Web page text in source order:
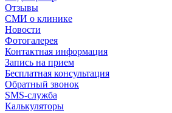
Отзывы
СМИ о клинике
Новости
Фотогалерея
Контактная информация
Запись на прием
Бесплатная консультация
Обратный звонок
SMS-служба
Калькуляторы